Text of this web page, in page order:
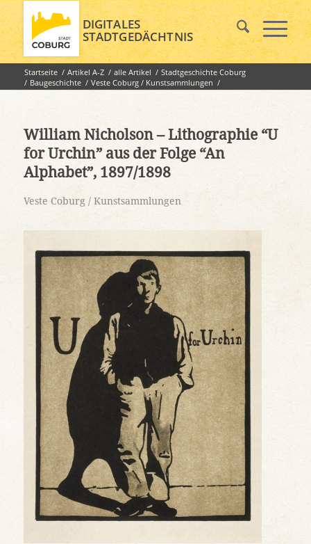
DIGITALES
STADTGEDÄCHTNIS
Startseite / Artikel A-Z / alle Artikel / Stadtgeschichte Coburg
/ Baugeschichte / Veste Coburg / Kunstsammlungen /
William Nicholson – Lithographie “U for Urchin” aus der Folge
William Nicholson – Lithographie “U
for Urchin” aus der Folge “An
Alphabet”, 1897/1898
Veste Coburg / Kunstsammlungen